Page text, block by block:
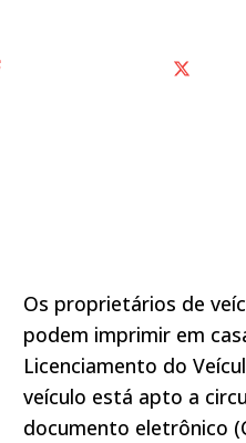
Os proprietários de
podem imprimir em
Licenciamento do
veículo está apto a
documento eletrônico